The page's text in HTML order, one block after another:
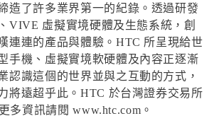
造了許多業界第一的紀錄。透過研發
VIVE 虛擬實境硬體及生態系統，創
連連的產品與體驗。HTC 所呈現給世
手機、虛擬實境軟硬體及內容正逐漸
認識這個的世界並與之互動的方式，
將遠超乎此。HTC 於台灣證券交易所
多資訊請閱 www.htc.com。